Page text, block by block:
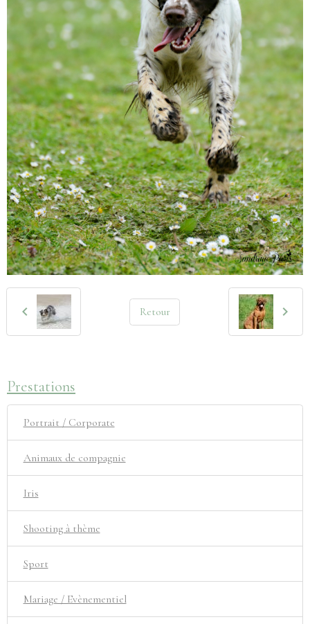
Retour
Prestations
Portrait / Corporate
Animaux de compagnie
Iris
Shooting à thème
Sport
Mariage / Evènementiel